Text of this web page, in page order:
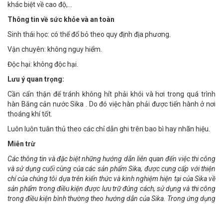
khác biệt về cao độ,…
Thông tin về sức khỏe và an toàn
Sinh thái học: có thể đổ bỏ theo quy định địa phương.
Vận chuyên: không nguy hiểm.
Độc hại: không độc hại.
Lưu ý quan trọng:
Cần cẩn thận để tránh không hít phải khói và hơi trong quá trình
hàn Băng cản nước Sika . Do đó việc hàn phải được tiến hành ở nơi
thoáng khí tốt.
Luôn luôn tuân thủ theo các chỉ dẫn ghi trên bao bì hay nhãn hiệu.
Miễn trừ
Các thông tin và đặc biệt những hướng dẫn liên quan đến việc thi công
và sử dụng cuối cùng của các sản phẩm Sika, được cung cấp với thiện
chí của chúng tôi dựa trên kiến thức và kinh nghiệm hiện tại của Sika về
sản phẩm trong điều kiện được lưu trữ đúng cách, sử dụng và thi công
trong điều kiện bình thường theo hướng dẫn của Sika. Trong ứng dụng